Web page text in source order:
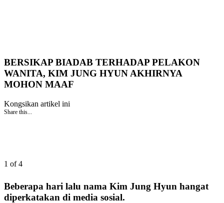
BERSIKAP BIADAB TERHADAP PELAKON
WANITA, KIM JUNG HYUN AKHIRNYA
MOHON MAAF
Kongsikan artikel ini
Share this...
1 of 4
Beberapa hari lalu nama Kim Jung Hyun hangat
diperkatakan di media sosial.